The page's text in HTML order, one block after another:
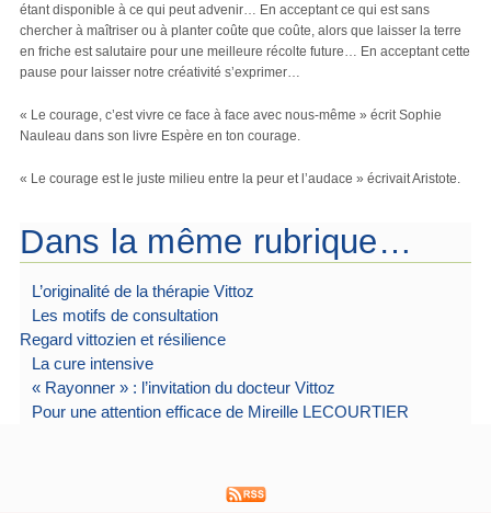
étant disponible à ce qui peut advenir… En acceptant ce qui est sans
chercher à maîtriser ou à planter coûte que coûte, alors que laisser la terre
en friche est salutaire pour une meilleure récolte future… En acceptant cette
pause pour laisser notre créativité s’exprimer…
« Le courage, c’est vivre ce face à face avec nous-même » écrit Sophie
Nauleau dans son livre Espère en ton courage.
« Le courage est le juste milieu entre la peur et l’audace » écrivait Aristote.
Dans la même rubrique…
L’originalité de la thérapie Vittoz
Les motifs de consultation
Regard vittozien et résilience
La cure intensive
« Rayonner » : l’invitation du docteur Vittoz
Pour une attention efficace de Mireille LECOURTIER